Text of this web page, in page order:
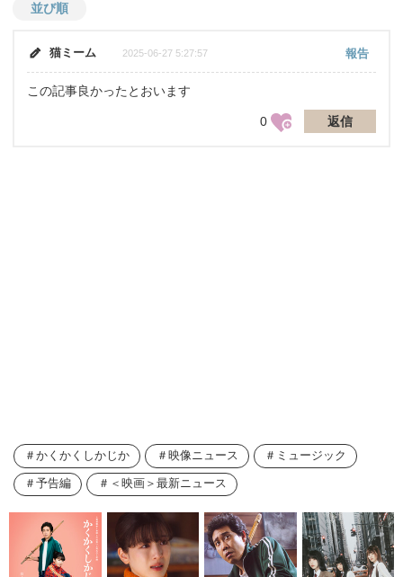
並び順
報告
猫ミーム 2025-06-27 5:27:57
この記事良かったとおいます
0 返信
かくかくしかじか 映像ニュース ミュージック
予告編 ＜映画＞最新ニュース